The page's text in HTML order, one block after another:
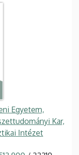
Egyetem,
Kar,
Intézet